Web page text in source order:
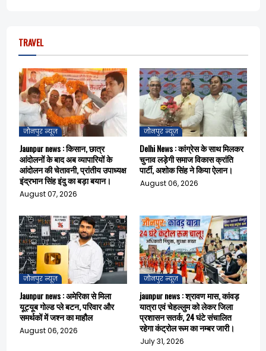
TRAVEL
जौनपुर न्यूज़
Jaunpur news : किसान, छात्र
आंदोलनों के बाद अब व्यापारियों के
आंदोलन की चेतावनी, प्रांतीय उपाध्यक्ष
इंद्रभान सिंह इंदु का बड़ा बयान।
August 07, 2026
जौनपुर न्यूज़
Delhi News : कांग्रेस के साथ मिलकर
चुनाव लड़ेगी समाज विकास क्रांति
पार्टी, अशोक सिंह ने किया ऐलान।
August 06, 2026
जौनपुर न्यूज़
Jaunpur news : अमेरिका से मिला
यूट्यूब गोल्ड प्ले बटन, परिवार और
समर्थकों में जश्न का माहौल
August 06, 2026
जौनपुर न्यूज़
jaunpur news : श्रावण मास, कांवड़
यात्रा एवं चेहल्लुम को लेकर जिला
प्रशासन सतर्क, 24 घंटे संचालित
रहेगा कंट्रोल रूम का नम्बर जारी।
July 31, 2026